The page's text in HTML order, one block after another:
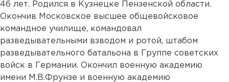
46 лет. Родился в Кузнецке Пензенской области.
Окончив Московское высшее общевойсковое
командное училище, командовал
разведывательными взводом и ротой, штабом
разведывательного батальона в Группе советских
войск в Германии. Окончил военную академию
имени М.В.Фрунзе и военную академию